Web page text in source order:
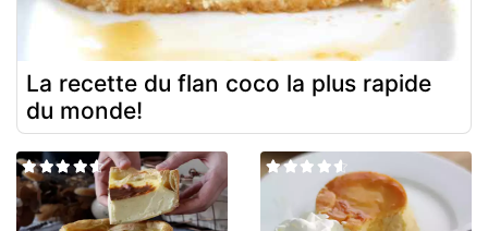
La recette du flan coco la plus rapide
du monde!